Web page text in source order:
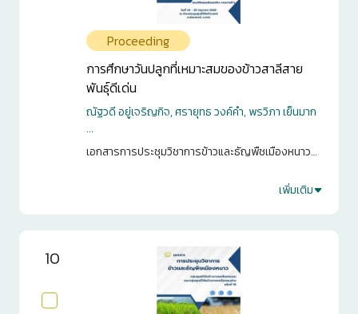
Proceeding
การศึกษาวันปลูกที่เหมาะสมของข้าวสาลีสาย
พันธุ์ดีเด่น
ณัฐวดี อยู่เจริญกิจ, ศรายุทธ วงค์คำ, พรวิภา เย็นมาก
...
เอกสารการประชุมวิชาการข้าวและธัญพืชเมืองหนาว
ข้าวภาคเหนือตอนล่าง ครั้งที่ 15. กรุงเทพฯ. 2568. หน้า
เพิ่มเติม
10